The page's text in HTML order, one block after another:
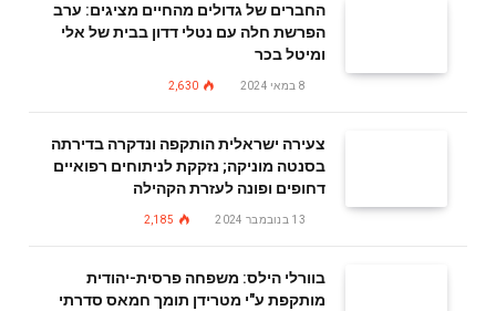
החברים של גדולים מהחיים מציגים: ערב
הפרשת חלה עם נטלי דדון בבית של אלי
ומיטל בכר
8 במאי 2024 2,630
צעירה ישראלית הותקפה ונדקרה בדירתה
בסנטה מוניקה; נזקקת לניתוחים רפואיים
דחופים ופונה לעזרת הקהילה
13 בנובמבר 2024 2,185
בוורלי הילס: משפחה פרסית-יהודית
מותקפת ע"י מטרידן תומך חמאס סדרתי